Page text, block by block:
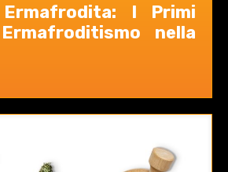
Ermafrodita: I Primi
nella